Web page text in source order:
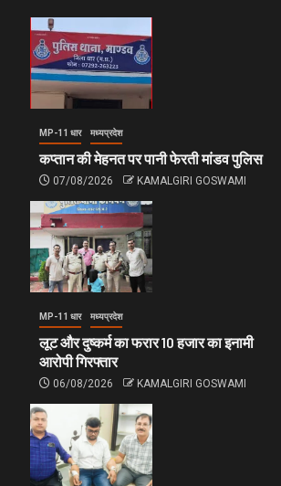
MP-11 धार मध्यप्रदेश
कप्तान की मेहनत पर पानी फेरती मांडव पुलिस
07/08/2026 KAMALGIRI GOSWAMI
MP-11 धार मध्यप्रदेश
लूट और दुष्कर्म का फरार 10 हजार का इनामी
आरोपी गिरफ्तार
06/08/2026 KAMALGIRI GOSWAMI